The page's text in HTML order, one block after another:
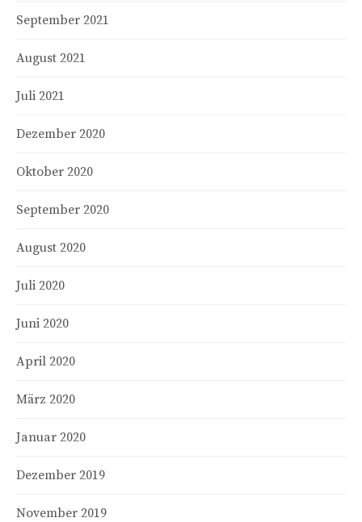
September 2021
August 2021
Juli 2021
Dezember 2020
Oktober 2020
September 2020
August 2020
Juli 2020
Juni 2020
April 2020
März 2020
Januar 2020
Dezember 2019
November 2019